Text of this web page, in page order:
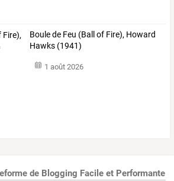
Boule de Feu (Ball of Fire), Howard
Hawks (1941)
1 août 2026
de Blogging Facile et Performante